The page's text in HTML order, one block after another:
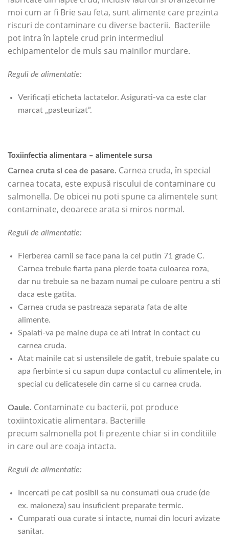
moi cum ar fi Brie sau feta, sunt alimente care prezinta
riscuri de contaminare cu diverse bacterii. Bacteriile
pot intra în laptele crud prin intermediul
echipamentelor de muls sau mainilor murdare.
Reguli de alimentatie:
Verificați eticheta lactatelor. Asigurati-va ca este clar
marcat „pasteurizat”.
Toxiinfectia alimentara – alimentele sursa
Carnea cruta si cea de pasare. Carnea cruda, în special
carnea tocata, este expusă riscului de contaminare cu
salmonella. De obicei nu poti spune ca alimentele sunt
contaminate, deoarece arata si miros normal.
Reguli de alimentatie:
Fierberea carnii se face pana la cel putin 71 grade C.
Carnea trebuie fiarta pana pierde toata culoarea roza,
dar nu trebuie sa ne bazam numai pe culoare pentru a sti
daca este gatita.
Carnea cruda se pastreaza separata fata de alte
alimente.
Spalati-va pe maine dupa ce ati intrat in contact cu
carnea cruda.
Atat mainile cat si ustensilele de gatit, trebuie spalate cu
apa fierbinte si cu sapun dupa contactul cu alimentele, in
special cu delicatesele din carne si cu carnea cruda.
Oaule. Contaminate cu bacterii, pot produce
toxiintoxicatie alimentara. Bacteriile
precum salmonella pot fi prezente chiar si in conditiile
in care oul are coaja intacta.
Reguli de alimentatie:
Incercati pe cat posibil sa nu consumati oua crude (de
ex. maioneza) sau insuficient preparate termic.
Cumparati oua curate si intacte, numai din locuri avizate
sanitar.